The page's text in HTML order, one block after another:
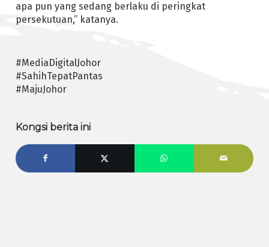
apa pun yang sedang berlaku di peringkat
persekutuan,” katanya.
#MediaDigitalJohor
#SahihTepatPantas
#MajuJohor
Kongsi berita ini